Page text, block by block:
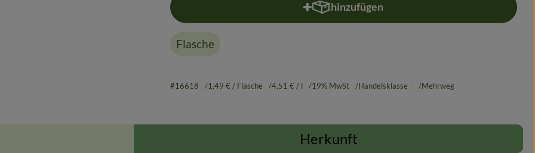
hinzufügen
Produkt zum Warenkorb hinzufügen
Flasche
#16618 1,49 € / Flasche 4,51 € / l 19% MwSt Handelsklasse - Mehrweg
Herkunft